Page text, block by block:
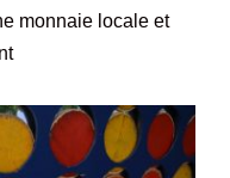
monnaie locale et